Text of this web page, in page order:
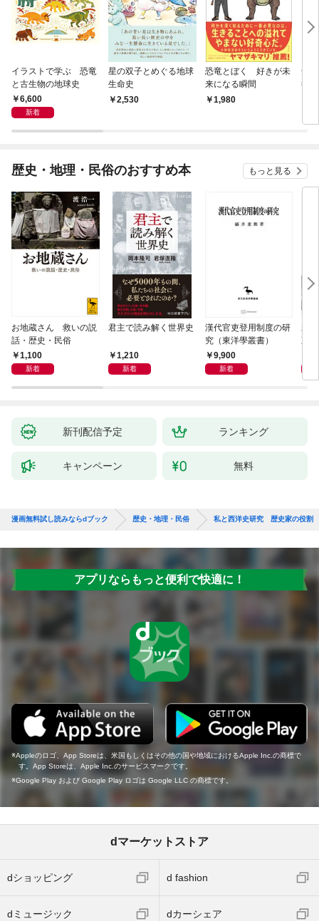
イラストで学ぶ 恐竜
と古生物の地球史
6,600
新着
星の双子とめぐる地球
生命史
2,530
恐竜とぼく 好きが未
来になる瞬間
1,980
知
行
歴史・地理・民俗のおすすめ本 もっと見る
お地蔵さん 救いの説
話・歴史・民俗
1,100
新着
君主で読み解く世界史
1,210
新着
漢代官吏登用制度の研
究（東洋學叢書）
9,900
新着
親
直
新刊配信予定 ランキング
キャンペーン 無料
漫画無料試し読みならdブック 歴史・地理・民俗 私と西洋史研究 歴史家の役割
アプリならもっと便利で快適に！
Appleのロゴ、App Storeは、米国もしくはその他の国や地域におけるApple Inc.の商標で
す。App Storeは、Apple Inc.のサービスマークです。
Google Play および Google Play ロゴは Google LLC の商標です。
dマーケットストア
dショッピング d fashion
dミュージック dカーシェア